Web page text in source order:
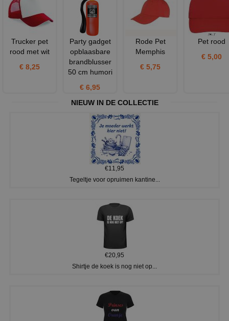
Trucker pet
rood met wit
€ 8,25
Party gadget
opblaasbare
brandblusser
50 cm humori
€ 6,95
Rode Pet
Memphis
€ 5,75
Pet rood
€ 5,00
NIEUW IN DE COLLECTIE
€11,95
Tegeltje voor opruimen kantine...
€20,95
Shirtje de koek is nog niet op...